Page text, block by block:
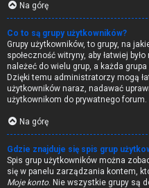
Na górę
Co to są grupy użytkowników?
Grupy użytkowników, to grupy, na
społeczność witryny, aby łatwiej
należeć do wielu grup, a każda
Dzięki temu administratorzy mogą
użytkowników naraz, nadawać
użytkownikom do prywatnego forum.
Na górę
Gdzie znajduje się spis grup
Spis grup użytkowników można
się w panelu zarządzania kontem,
Moje konto. Nie wszystkie grupy są